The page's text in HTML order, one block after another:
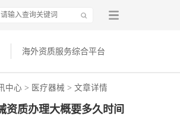
海外资质服务综合平台
中心 > 医疗器械 > 文章详情
资质办理大概要多久时间